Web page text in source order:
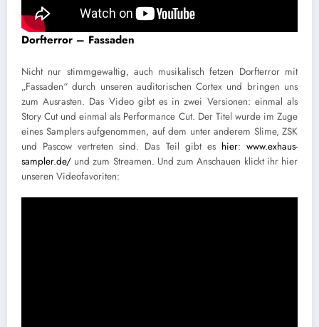
Dorfterror – Fassaden
Nicht nur stimmgewaltig, auch musikalisch fetzen Dorfterror mit
„Fassaden“ durch unseren auditorischen Cortex und bringen uns
zum Ausrasten. Das Video gibt es in zwei Versionen: einmal als
Story Cut und einmal als Performance Cut. Der Titel wurde im Zuge
eines Samplers aufgenommen, auf dem unter anderem Slime, ZSK
und Pascow vertreten sind. Das Teil gibt es hier:www.exhaus-
sampler.de/ und zum Streamen. Und zum Anschauen klickt ihr hier
unseren Videofavoriten: